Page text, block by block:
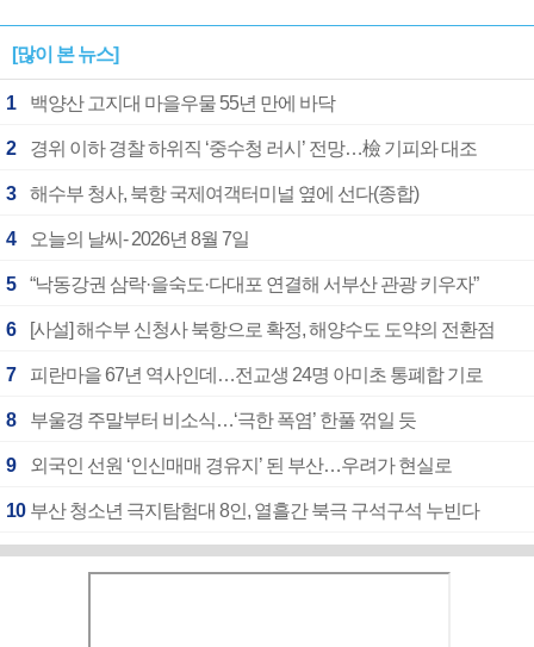
[많이 본 뉴스]
1 백양산 고지대 마을우물 55년 만에 바닥
2 경위 이하 경찰 하위직 ‘중수청 러시’ 전망…檢 기피와 대조
3 해수부 청사, 북항 국제여객터미널 옆에 선다(종합)
4 오늘의 날씨- 2026년 8월 7일
5 “낙동강권 삼락·을숙도·다대포 연결해 서부산 관광 키우자”
6 [사설] 해수부 신청사 북항으로 확정, 해양수도 도약의 전환점
7 피란마을 67년 역사인데…전교생 24명 아미초 통폐합 기로
8 부울경 주말부터 비소식…‘극한 폭염’ 한풀 꺾일 듯
9 외국인 선원 ‘인신매매 경유지’ 된 부산…우려가 현실로
10 부산 청소년 극지탐험대 8인, 열흘간 북극 구석구석 누빈다